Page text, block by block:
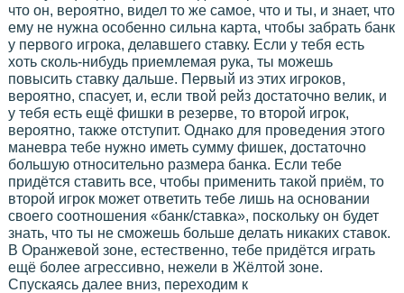
что он, вероятно, видел то же самое, что и ты, и знает, что
ему не нужна особенно сильна карта, чтобы забрать банк
у первого игрока, делавшего ставку. Если у тебя есть
хоть сколь-нибудь приемлемая рука, ты можешь
повысить ставку дальше. Первый из этих игроков,
вероятно, спасует, и, если твой рейз достаточно велик, и
у тебя есть ещё фишки в резерве, то второй игрок,
вероятно, также отступит. Однако для проведения этого
маневра тебе нужно иметь сумму фишек, достаточно
большую относительно размера банка. Если тебе
придётся ставить все, чтобы применить такой приём, то
второй игрок может ответить тебе лишь на основании
своего соотношения «банк/ставка», поскольку он будет
знать, что ты не сможешь больше делать никаких ставок.
В Оранжевой зоне, естественно, тебе придётся играть
ещё более агрессивно, нежели в Жёлтой зоне.
Спускаясь далее вниз, переходим к